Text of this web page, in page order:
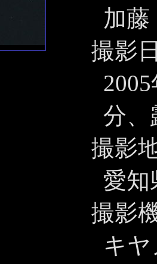
加藤
撮影
分、
撮影
愛知
撮影
キヤ